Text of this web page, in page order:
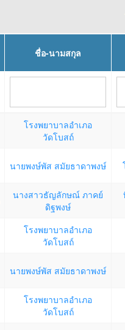
ชื่อ-นามสกุล
โรงพยาบาลอำเภอ
วัดโบสถ์
นายพงษ์พัส สมัยธาดาพงษ์
นางสาวธัญลักษณ์ ภาคย์
ดิฐพงษ์
โรงพยาบาลอำเภอ
วัดโบสถ์
นายพงษ์พัส สมัยธาดาพงษ์
โรงพยาบาลอำเภอ
วัดโบสถ์